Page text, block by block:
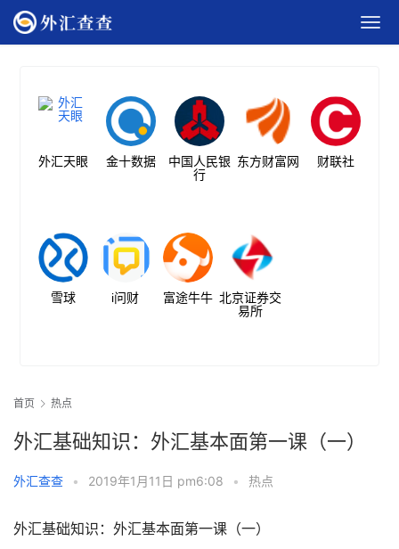
外汇天眼 金十数据
中国人民银
行
东方财富网 财联社
雪球 i问财 富途牛牛 北京证券交
易所
首页 热点
外汇基础知识：外汇基本面第一课（一）
外汇查查 • 2019年1月11日 pm6:08 • 热点
外汇基础知识：外汇基本面第一课（一）